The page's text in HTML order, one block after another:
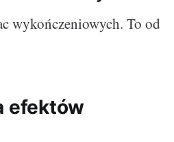
wykończeniowych. To od
efektów